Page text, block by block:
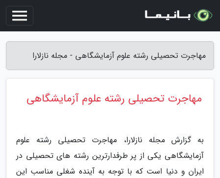
مهاجرت تحصیلی رشته علوم آزمایشگاهی - مجله نازلارا
مهاجرت تحصیلی رشته علوم آزمایشگاهی
به گزارش مجله نازلارا، مهاجرت تحصیلی رشته علوم
آزمایشگاهی یکی از پر طرفدارترین رشته های تحصیلی در
ایران و دنیا است که با توجه به آینده شغلی مناسب این